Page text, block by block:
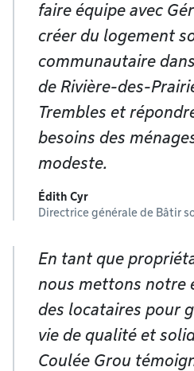
faire équipe avec
créer du logement
communautaire
de Rivière-des-
Trembles et
besoins des
modeste.
Édith Cyr
Directrice générale de Bâtir
En tant que
nous mettons notre
des locataires pour
vie de qualité et
Coulée Grou